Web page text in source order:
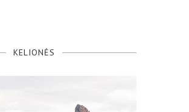
KELIONĖS